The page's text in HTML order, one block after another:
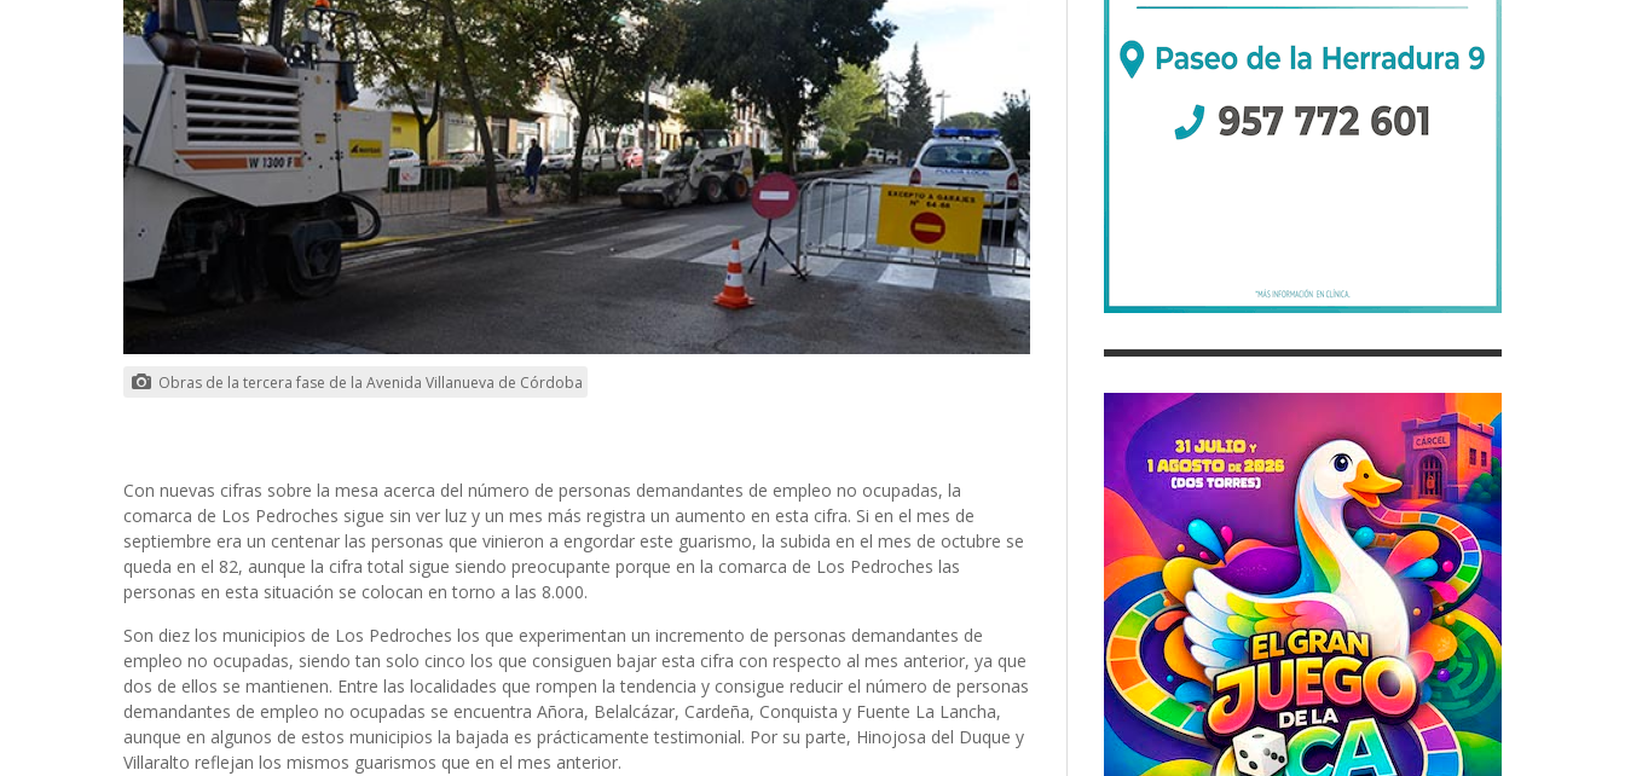
Obras de la tercera fase de la Avenida Villanueva de Córdoba
Con nuevas cifras sobre la mesa acerca del número de personas demandantes de empleo no ocupadas, la
comarca de Los Pedroches sigue sin ver luz y un mes más registra un aumento en esta cifra. Si en el mes de
septiembre era un centenar las personas que vinieron a engordar este guarismo, la subida en el mes de octubre se
queda en el 82, aunque la cifra total sigue siendo preocupante porque en la comarca de Los Pedroches las
personas en esta situación se colocan en torno a las 8.000.
Son diez los municipios de Los Pedroches los que experimentan un incremento de personas demandantes de
empleo no ocupadas, siendo tan solo cinco los que consiguen bajar esta cifra con respecto al mes anterior, ya que
dos de ellos se mantienen. Entre las localidades que rompen la tendencia y consigue reducir el número de personas
demandantes de empleo no ocupadas se encuentra Añora, Belalcázar, Cardeña, Conquista y Fuente La Lancha,
aunque en algunos de estos municipios la bajada es prácticamente testimonial. Por su parte, Hinojosa del Duque y
Villaralto reflejan los mismos guarismos que en el mes anterior.